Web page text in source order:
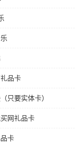
品卡
只要实体卡）
网礼品卡
卡